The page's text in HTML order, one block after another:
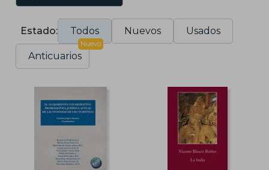
Estado: Todos Nuevos Usados
Anticuarios
Nuevo